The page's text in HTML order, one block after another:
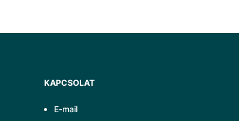
KAPCSOLAT
E-mail